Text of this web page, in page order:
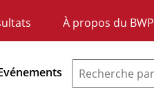
À propos du BWP